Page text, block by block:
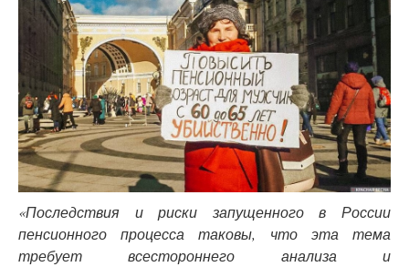
«Последствия и риски запущенного в России
пенсионного процесса таковы, что эта тема
требует всестороннего анализа и